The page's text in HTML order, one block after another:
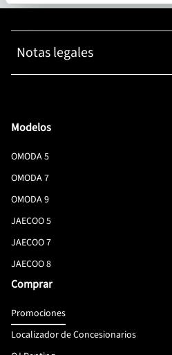
Notas legales
Modelos
OMODA 5
OMODA 7
OMODA 9
JAECOO 5
JAECOO 7
JAECOO 8
Comprar
Promociones
Localizador de Concesionarios